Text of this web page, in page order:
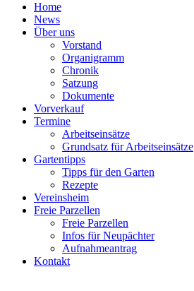
Home
News
Über uns
Vorstand
Organigramm
Chronik
Satzung
Dokumente
Vorverkauf
Termine
Arbeitseinsätze
Grundsatz für Arbeitseinsätze
Gartentipps
Tipps für den Garten
Rezepte
Vereinsheim
Freie Parzellen
Freie Parzellen
Infos für Neupächter
Aufnahmeantrag
Kontakt